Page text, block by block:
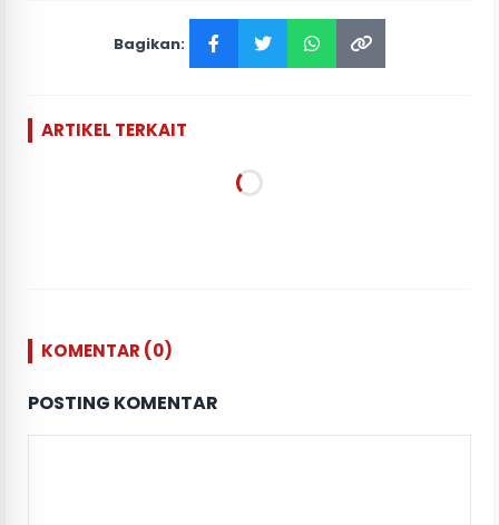
Bagikan:
ARTIKEL TERKAIT
KOMENTAR (0)
POSTING KOMENTAR